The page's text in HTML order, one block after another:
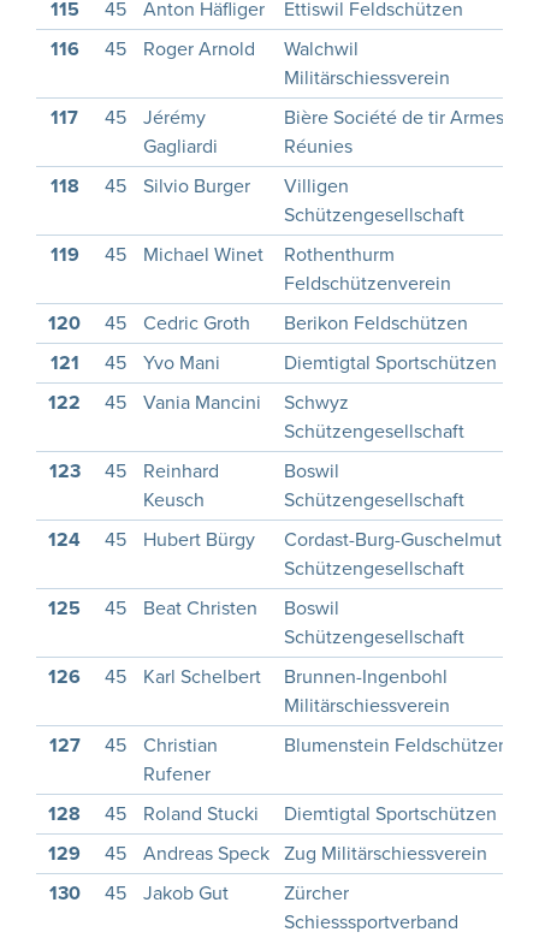
115 45 Anton Häfliger Ettiswil Feldschützen
116
45 Roger Arnold
Walchwil
Militärschiessverein
117 45
Jérémy
Gagliardi
Bière Société de tir Armes
Réunies
118 45 Silvio Burger
Villigen
Schützengesellschaft
119 45 Michael Winet
Rothenthurm
Feldschützenverein
120 45 Cedric Groth Berikon Feldschützen
121
45 Yvo Mani Diemtigtal Sportschützen
122
45 Vania Mancini
Schwyz
Schützengesellschaft
123 45
Reinhard
Keusch
Boswil
Schützengesellschaft
124 45 Hubert Bürgy
Cordast-Burg-Guschelmuth
Schützengesellschaft
125 45 Beat Christen
Boswil
Schützengesellschaft
126 45 Karl Schelbert
Brunnen-Ingenbohl
Militärschiessverein
127 45
Christian
Rufener
Blumenstein Feldschützen
128 45 Roland Stucki Diemtigtal Sportschützen
129
45 Andreas Speck Zug Militärschiessverein
130
45 Jakob Gut
Zürcher
Schiesssportverband